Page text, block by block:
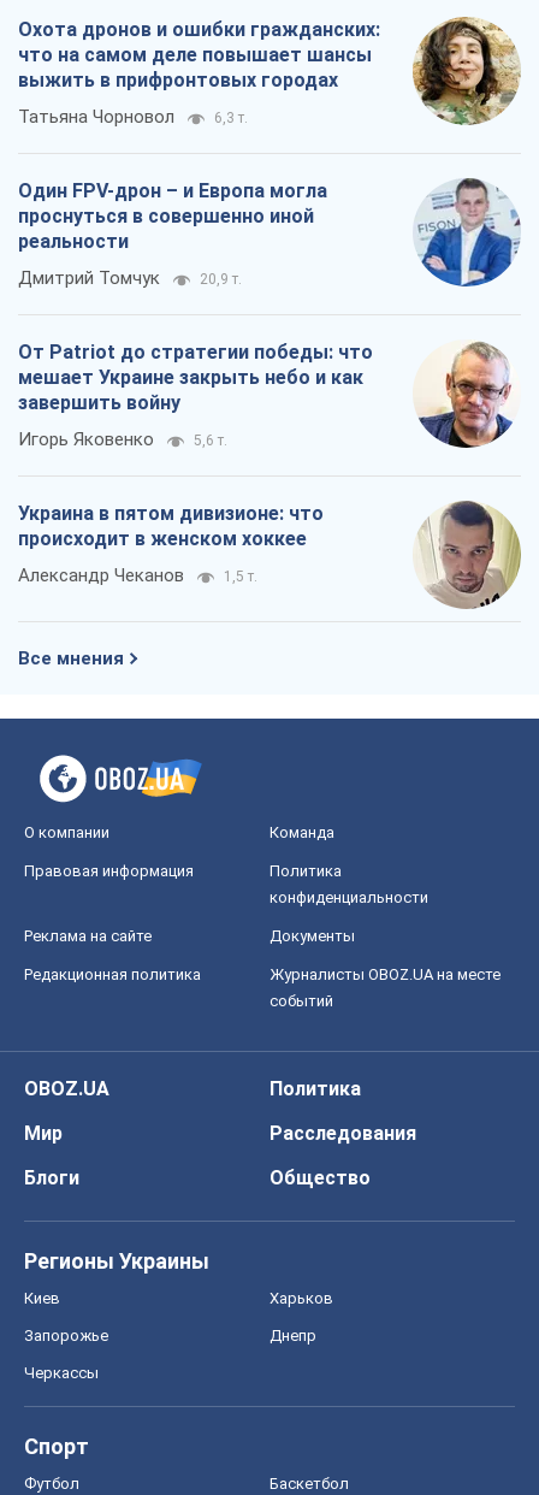
Охота дронов и ошибки гражданских:
что на самом деле повышает шансы
выжить в прифронтовых городах
Татьяна Чорновол 6,3 т.
Один FPV-дрон – и Европа могла
проснуться в совершенно иной
реальности
Дмитрий Томчук 20,9 т.
От Patriot до стратегии победы: что
мешает Украине закрыть небо и как
завершить войну
Игорь Яковенко 5,6 т.
Украина в пятом дивизионе: что
происходит в женском хоккее
Александр Чеканов 1,5 т.
Все мнения
О компании Команда
Правовая информация
Политика
конфиденциальности
Реклама на сайте Документы
Редакционная политика
Журналисты OBOZ.UA на месте
событий
OBOZ.UA
Политика
Мир
Расследования
Блоги
Общество
Регионы Украины
Киев Харьков
Запорожье Днепр
Черкассы
Спорт
Футбол Баскетбол